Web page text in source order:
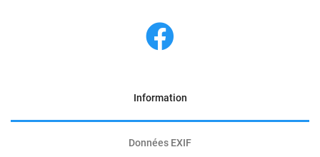
Information
Données EXIF